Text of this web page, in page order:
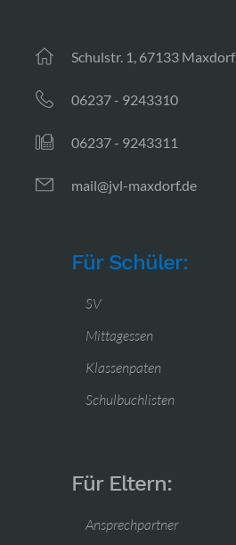
Schulstr. 1, 67133 Maxdorf
06237 - 9243310
06237 - 9243311
mail@jvl-maxdorf.de
Für Schüler:
SV
Mittagessen
Klassenpaten
Schulbuchlisten
Für Eltern:
Ansprechpartner